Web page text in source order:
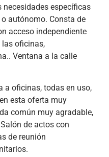
específicas
autónomo. Consta de
acceso independiente
las oficinas,
Ventana a la calle
a oficinas, todas en uso,
esta oferta muy
común muy agradable,
de actos con
de reunión